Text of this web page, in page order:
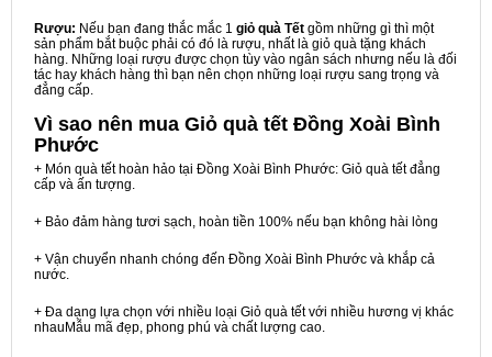
Rượu: Nếu bạn đang thắc mắc 1 giỏ quà Tết gồm những gì thì một
sản phẩm bắt buộc phải có đó là rượu, nhất là giỏ quà tặng khách
hàng. Những loại rượu được chọn tùy vào ngân sách nhưng nếu là đối
tác hay khách hàng thì bạn nên chọn những loại rượu sang trọng và
đẳng cấp.
Vì sao nên mua Giỏ quà tết Đồng Xoài Bình
Phước
+ Món quà tết hoàn hảo tại Đồng Xoài Bình Phước: Giỏ quà tết đẳng
cấp và ấn tượng.
+ Bảo đảm hàng tươi sạch, hoàn tiền 100% nếu bạn không hài lòng
+ Vận chuyển nhanh chóng đến Đồng Xoài Bình Phước và khắp cả
nước.
+ Đa dạng lựa chọn với nhiều loại Giỏ quà tết với nhiều hương vị khác
nhauMẫu mã đẹp, phong phú và chất lượng cao.